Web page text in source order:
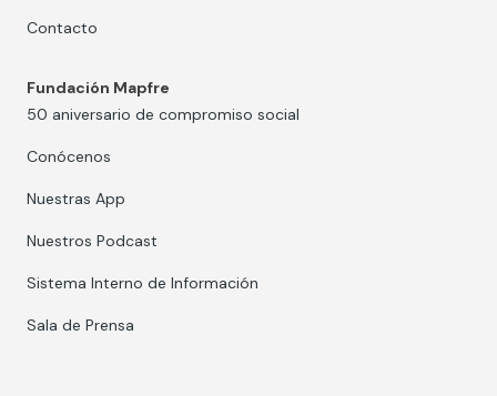
Contacto
Fundación Mapfre
50 aniversario de compromiso social
Conócenos
Nuestras App
Nuestros Podcast
Sistema Interno de Información
Sala de Prensa